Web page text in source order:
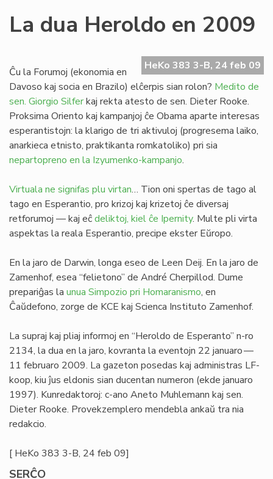
La dua Heroldo en 2009
HeKo 383 3-B, 24 feb 09
Ĉu la Forumoj (ekonomia en
Davoso kaj socia en Brazilo) elĉerpis sian rolon? Medito de
sen. Giorgio Silferkaj rekta atesto de sen. Dieter Rooke.
Proksima Oriento kaj kampanjoj ĉe Obama aparte interesas
esperantistojn: la klarigo de tri aktivuloj (progresema laiko,
anarkieca etnisto, praktikanta romkatoliko) pri sia
nepartopreno en la Izyumenko-kampanjo.
Virtuala ne signifas plu virtan… Tion oni spertas de tago al
tago en Esperantio, pro krizoj kaj krizetoj ĉe diversaj
retforumoj — kaj eĉdeliktoj, kiel ĉe Ipernity. Multe pli virta
aspektas la reala Esperantio, precipe ekster Eŭropo.
En la jaro de Darwin, longa eseo de Leen Deij. En la jaro de
Zamenhof, esea “felietono” de André Cherpillod. Dume
prepariĝas la unua Simpozio pri Homaranismo, en
Ĉaŭdefono, zorge de KCE kaj Scienca Instituto Zamenhof.
La supraj kaj pliaj informoj en “Heroldo de Esperanto” n-ro
2134, la dua en la jaro, kovranta la eventojn 22 januaro —
11 februaro 2009. La gazeton posedas kaj administras LF-
koop, kiu ĵus eldonis sian ducentan numeron (ekde januaro
1997). Kunredaktoroj: c-ano Aneto Muhlemann kaj sen.
Dieter Rooke. Provekzemplero mendebla ankaŭ tra nia
redakcio.
[ HeKo 383 3-B, 24 feb 09]
SERĈO